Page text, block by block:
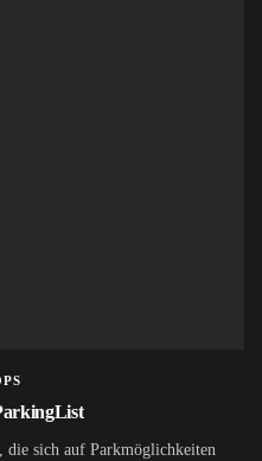
sich auf Parkmöglichkeiten